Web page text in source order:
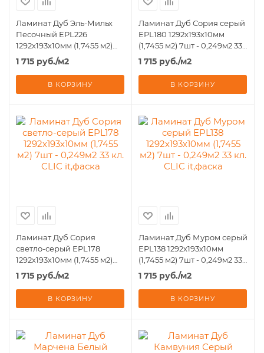
Ламинат Дуб Эль-Мильх
Песочный EPL226
1292х193х10мм (1,7455 м2)
7шт - 0,249м2 33 кл. CLIC
it,фаска
1 715 руб./м2
В КОРЗИНУ
Ламинат Дуб Сория серый
EPL180 1292х193х10мм
(1,7455 м2) 7шт - 0,249м2 33
кл. CLIC it,фаска
1 715 руб./м2
В КОРЗИНУ
Ламинат Дуб Сория
светло-серый EPL178
1292х193х10мм (1,7455 м2)
7шт - 0,249м2 33 кл. CLIC
it,фаска
1 715 руб./м2
В КОРЗИНУ
Ламинат Дуб Муром серый
EPL138 1292х193х10мм
(1,7455 м2) 7шт - 0,249м2 33
кл. CLIC it,фаска
1 715 руб./м2
В КОРЗИНУ